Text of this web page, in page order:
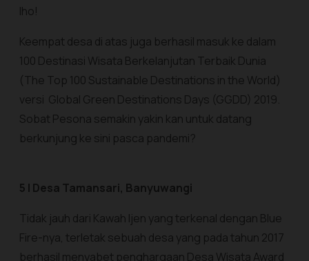
lho!
Keempat desa di atas juga berhasil masuk ke dalam
100 Destinasi Wisata Berkelanjutan Terbaik Dunia
(The Top 100 Sustainable Destinations in the World)
versi Global Green Destinations Days (GGDD) 2019.
Sobat Pesona semakin yakin kan untuk datang
berkunjung ke sini pasca pandemi?
5 | Desa Tamansari, Banyuwangi
Tidak jauh dari Kawah Ijen yang terkenal dengan Blue
Fire-nya, terletak sebuah desa yang pada tahun 2017
berhasil menyabet penghargaan Desa Wisata Award